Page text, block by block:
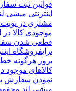
قوانین ثبت
اینترنتی
مشتری در نوبت
موجودی کالا در
قطعی شدن
برایفروشگاه
بروز هرگونه
کالاهای موجود
نمودن سفارش
میشی لند